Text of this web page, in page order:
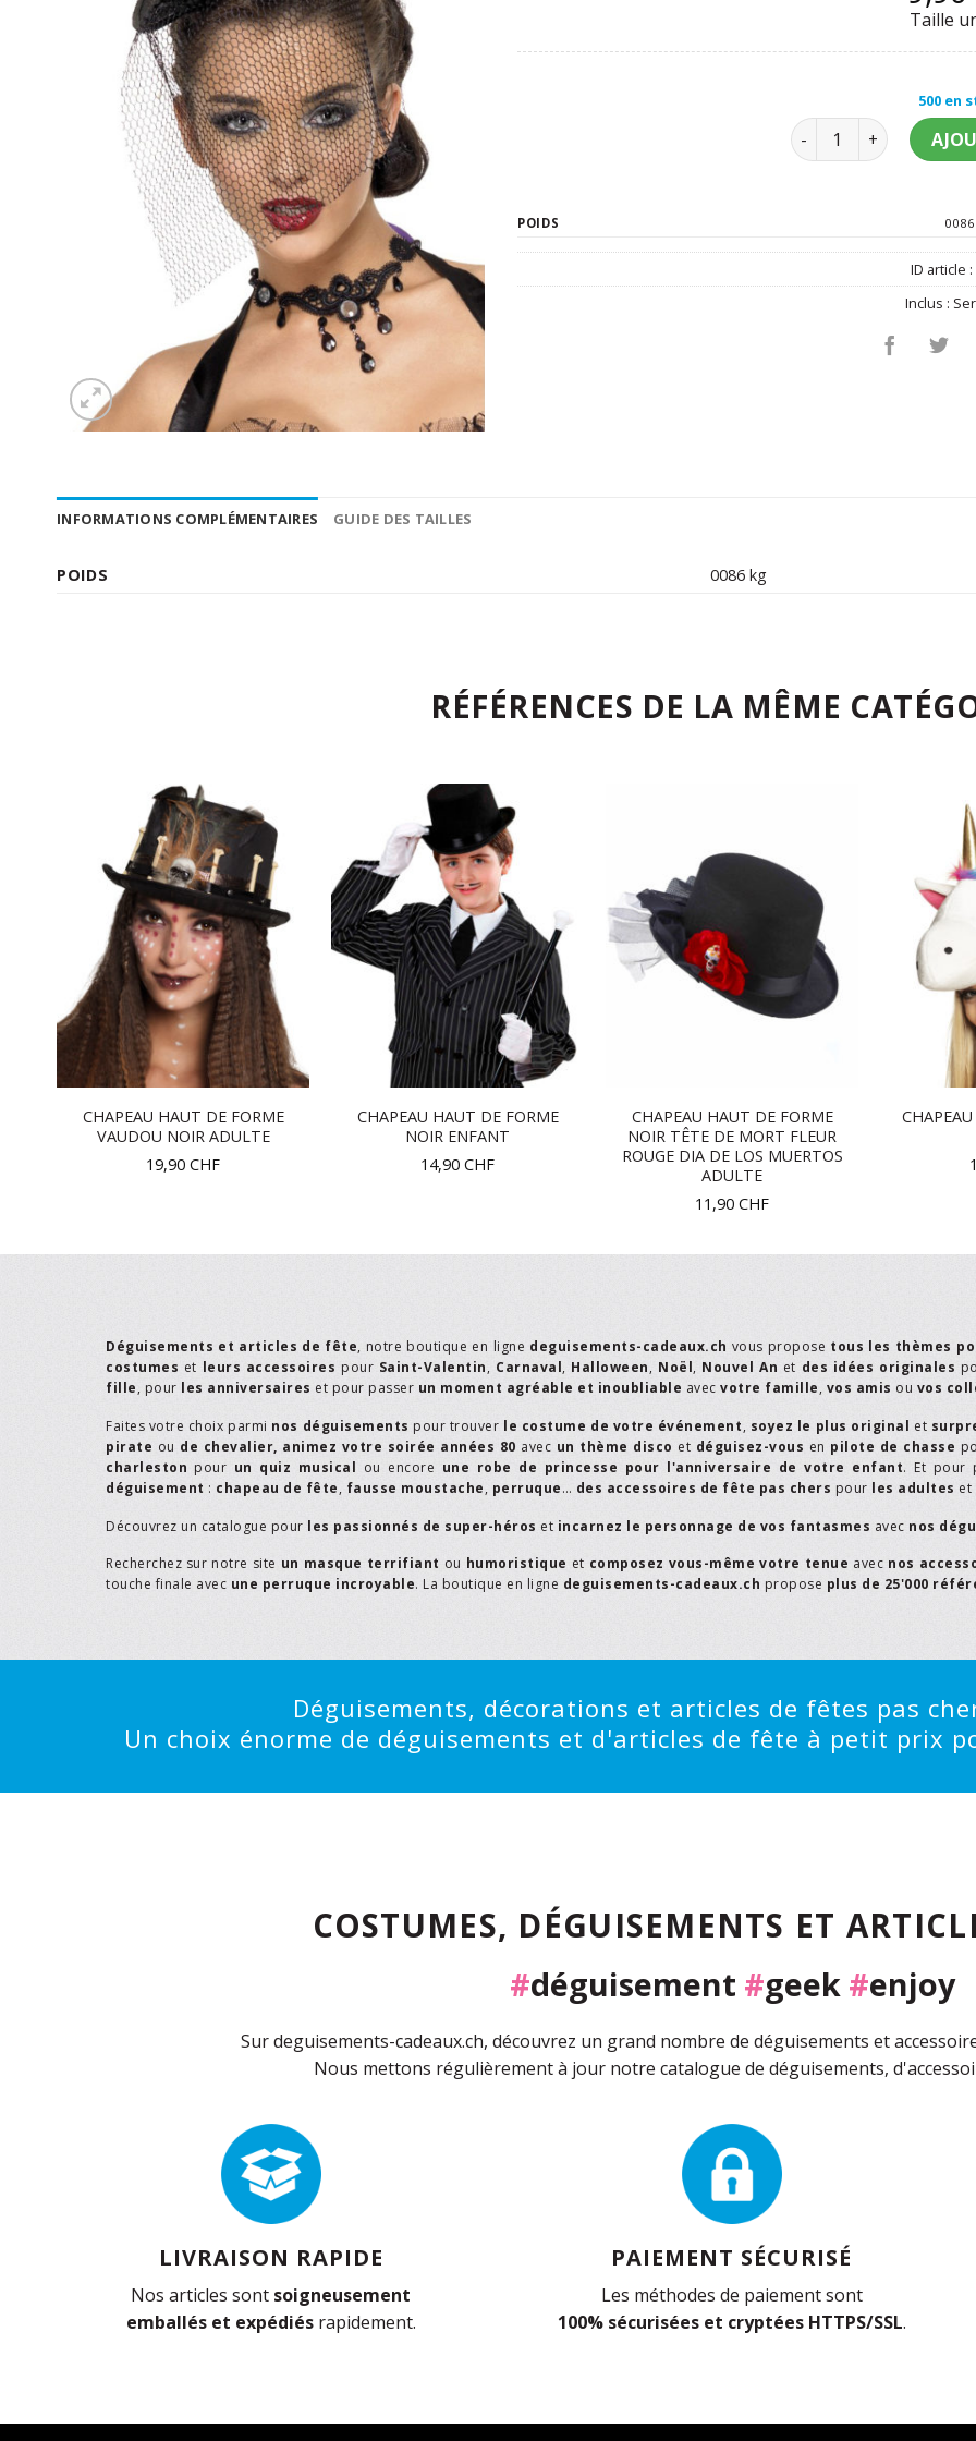
Taille
500 en
quantité de Mini
POIDS
ID article :
Inclus :
INFORMATIONS COMPLÉMENTAIRES GUIDE DES TAILLES
POIDS 0086 kg
RÉFÉRENCES DE LA MÊME
CHAPEAU HAUT DE FORME
VAUDOU NOIR ADULTE
19,90 CHF
CHAPEAU HAUT DE FORME
NOIR ENFANT
14,90 CHF
CHAPEAU HAUT DE FORME
NOIR TÊTE DE MORT FLEUR
ROUGE DIA DE LOS MUERTOS
ADULTE
11,90 CHF
Déguisements et articles de fête, notre boutique en ligne deguisements-cadeaux.ch vous propose tous les thèmes
costumes et leurs accessoires pour Saint-Valentin, Carnaval, Halloween, Noël, Nouvel An et des idées originales
fille, pour les anniversaires et pour passer un moment agréable et inoubliable avec votre famille, vos amis ou vos
Faites votre choix parmi nos déguisements pour trouver le costume de votre événement, soyez le plus original et
pirate ou de chevalier, animez votre soirée années 80 avec un thème disco et déguisez-vous en pilote de chasse
charleston pour un quiz musical ou encore une robe de princesse pour l'anniversaire de votre enfant. Et pour
déguisement : chapeau de fête, fausse moustache, perruque… des accessoires de fête pas chers pour les adultes et
Découvrez un catalogue pour les passionnés de super-héros et incarnez le personnage de vos fantasmes avec nos
Recherchez sur notre site un masque terrifiant ou humoristique et composez vous-même votre tenue avec nos
touche finale avec une perruque incroyable. La boutique en ligne deguisements-cadeaux.ch propose plus de 25'000
Déguisements, décorations et articles de fêtes pas
Un choix énorme de déguisements et d'articles de fête à petit prix
COSTUMES, DÉGUISEMENTS ET
#déguisement #geek #enjoy
Sur deguisements-cadeaux.ch, découvrez un grand nombre de déguisements et
Nous mettons régulièrement à jour notre catalogue de déguisements,
LIVRAISON RAPIDE
Nos articles sont soigneusement
emballés et expédiésrapidement.
PAIEMENT SÉCURISÉ
Les méthodes de paiement sont
100% sécurisées et cryptées HTTPS/SSL.